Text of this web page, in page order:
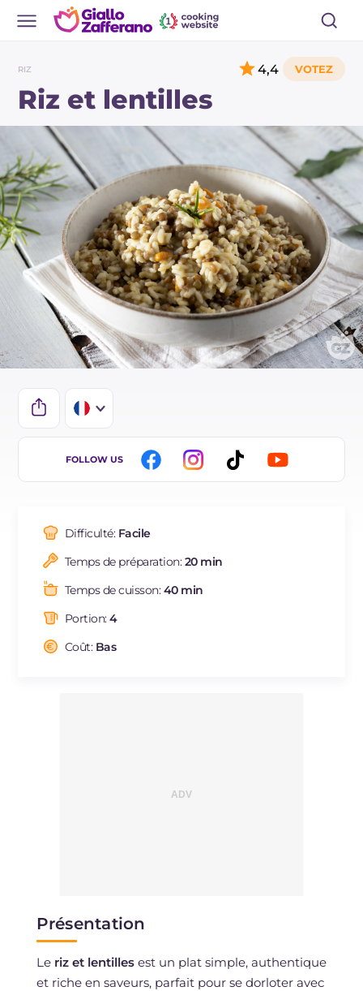
RIZ
Riz et lentilles
4,4
IT
ES
BR
NL
FOLLOW US
Difficulté: Facile
Temps de préparation:20 min
Temps de cuisson:40 min
Portion:4
Coût: Bas
Présentation
Le riz et lentillesest un plat simple, authentique
et riche en saveurs, parfait pour se dorloter avec